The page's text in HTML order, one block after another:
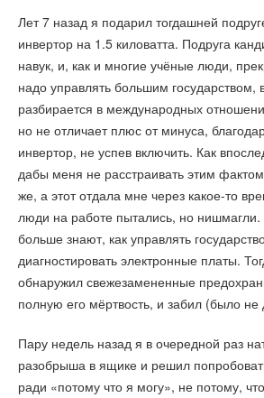
Лет 7 назад я подарил тогдашней
инвертор на 1.5 киловатта. Подруга
навук, и, как и многие учёные люди,
надо управлять большим государством,
разбирается в международных
но не отличает плюс от минуса,
инвертор, не успев включить. Как
дабы меня не расстраивать этим
же, а этот отдала мне через какое-то
люди на работе пытались, но
больше знают, как управлять
диагностировать электронные платы.
обнаружил свежезамененные
полную его мёртвость, и забил (было не
Пару недель назад я в очередной раз
разобрыша в ящике и решил
ради «потому что я могу», не потому,